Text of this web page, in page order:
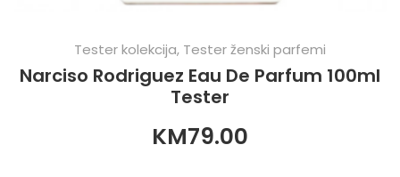
Tester kolekcija, Tester ženski parfemi
Narciso Rodriguez Eau De Parfum 100ml
Tester
KM79.00